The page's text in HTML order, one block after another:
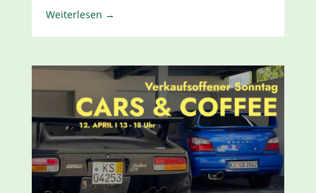
Weiterlesen →